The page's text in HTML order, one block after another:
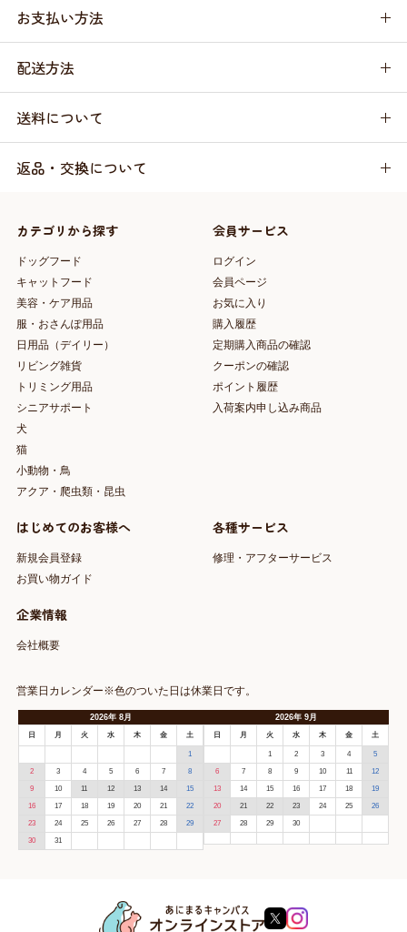
お支払い方法
配送方法
送料について
返品・交換について
カテゴリから探す
ドッグフード
キャットフード
美容・ケア用品
服・おさんぽ用品
日用品（デイリー）
リビング雑貨
トリミング用品
シニアサポート
犬
猫
小動物・鳥
アクア・爬虫類・昆虫
会員サービス
ログイン
会員ページ
お気に入り
購入履歴
定期購入商品の確認
クーポンの確認
ポイント履歴
入荷案内申し込み商品
はじめてのお客様へ
新規会員登録
お買い物ガイド
各種サービス
修理・アフターサービス
企業情報
会社概要
営業日カレンダー※色のついた日は休業日です。
2026年 8月
日 月 火 水 木 金 土
1
2 3 4 5 6 7 8
9 10 11 12 13 14 15
16 17 18 19 20 21 22
23 24 25 26 27 28 29
30 31
2026年9月
日 月 火 水 木 金 土
1 2 3 4 5
6 7 8 9 10 11 12
13 14 15 16 17 18 19
20 21 22 23 24 25 26
27 28 29 30